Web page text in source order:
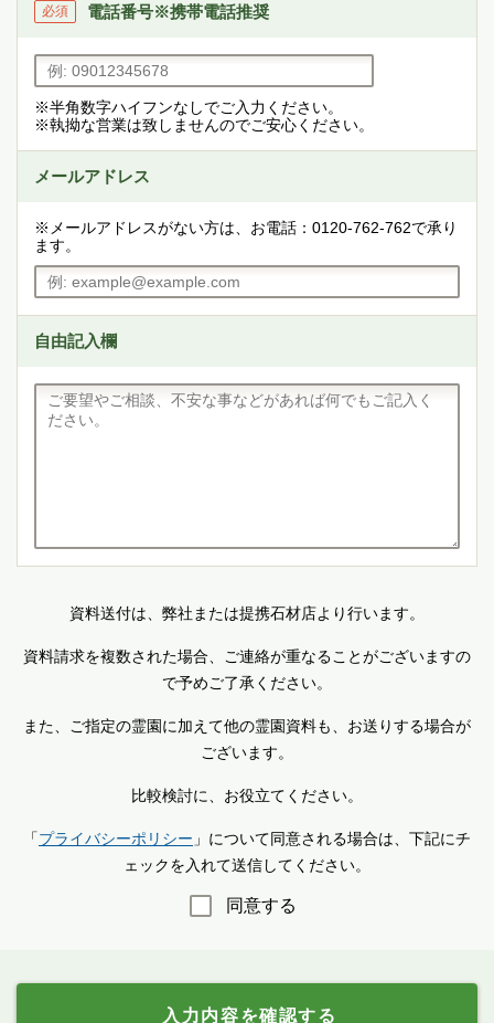
電話番号※携帯電話推奨
必須
※半角数字ハイフンなしでご入力ください。
※執拗な営業は致しませんのでご安心ください。
メールアドレス
※メールアドレスがない方は、お電話：0120-762-762で承り
ます。
自由記入欄
資料送付は、弊社または提携石材店より行います。
資料請求を複数された場合、ご連絡が重なることがございますの
で予めご了承ください。
また、ご指定の霊園に加えて他の霊園資料も、お送りする場合が
ございます。
比較検討に、お役立てください。
「プライバシーポリシー 」について同意される場合は、下記にチ
ェックを入れて送信してください。
同意する